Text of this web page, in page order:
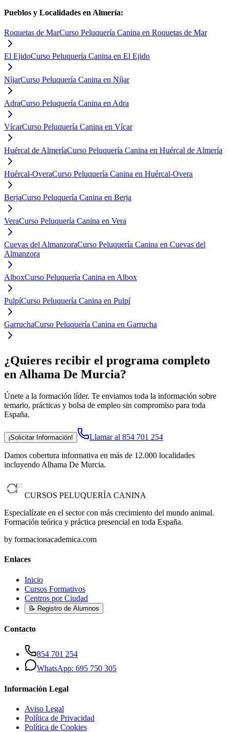
Pueblos y Localidades en Almería:
Roquetas de MarCurso Peluquería Canina en Roquetas de Mar
El EjidoCurso Peluquería Canina en El Ejido
NíjarCurso Peluquería Canina en Níjar
AdraCurso Peluquería Canina en Adra
VícarCurso Peluquería Canina en Vícar
Huércal de AlmeríaCurso Peluquería Canina en Huércal de Almería
Huércal-OveraCurso Peluquería Canina en Huércal-Overa
BerjaCurso Peluquería Canina en Berja
VeraCurso Peluquería Canina en Vera
Cuevas del AlmanzoraCurso Peluquería Canina en Cuevas del
Almanzora
AlboxCurso Peluquería Canina en Albox
PulpíCurso Peluquería Canina en Pulpí
GarruchaCurso Peluquería Canina en Garrucha
¿Quieres recibir el programa completo
en Alhama De Murcia?
Únete a la formación líder. Te enviamos toda la información sobre
temario, prácticas y bolsa de empleo sin compromiso para toda
España.
¡Solicitar Información! Llamar al 854 701 254
Damos cobertura informativa en más de 12.000 localidades
incluyendo Alhama De Murcia.
CURSOS PELUQUERÍA CANINA
Especialízate en el sector con más crecimiento del mundo animal.
Formación teórica y práctica presencial en toda España.
by formacionacademica.com
Enlaces
Inicio
Cursos Formativos
Centros por Ciudad
📝 Registro de Alumnos
Contacto
854 701 254
WhatsApp: 695 750 305
Información Legal
Aviso Legal
Política de Privacidad
Política de Cookies